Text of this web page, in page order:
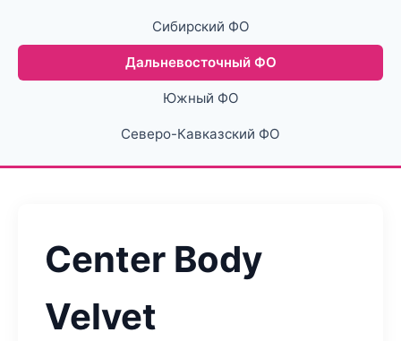
Сибирский ФО
Дальневосточный ФО
Южный ФО
Северо-Кавказский ФО
Center Body
Velvet